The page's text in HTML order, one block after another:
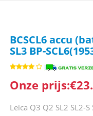
BCSCL6 accu
SL3 BP-
Onze
Leica Q3 Q2 SL2 SL2-